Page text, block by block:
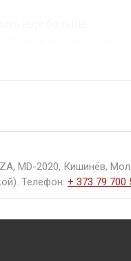
чтобы не
для уверенности в
― приезжайте в
MD-2020, Кишинёв,
Телефон: + 373 79 700